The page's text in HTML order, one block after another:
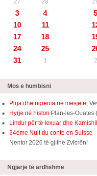
27 28
3
4 5
10
11
17
18
24
25
31
1 2
Mos e humbisni
Pirja dhe ngrënia në mesjetë,
Hyrje në histori Plan-les-Ouates
Lindur për të lexuar dhe
34ème Nuit du conte en Suisse
Nëntor 2026 të gjithë Zvicrën!
Ngjarje të ardhshme